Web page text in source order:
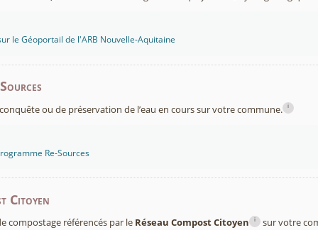
le Géoportail de l'ARB Nouvelle-Aquitaine
ou de préservation de l’eau en cours sur votre commune. i
Re-Sources
Citoyen
compostage référencés par le Réseau Compost Citoyen i
sur votre